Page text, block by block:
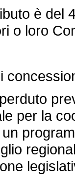
è del
o loro
per la